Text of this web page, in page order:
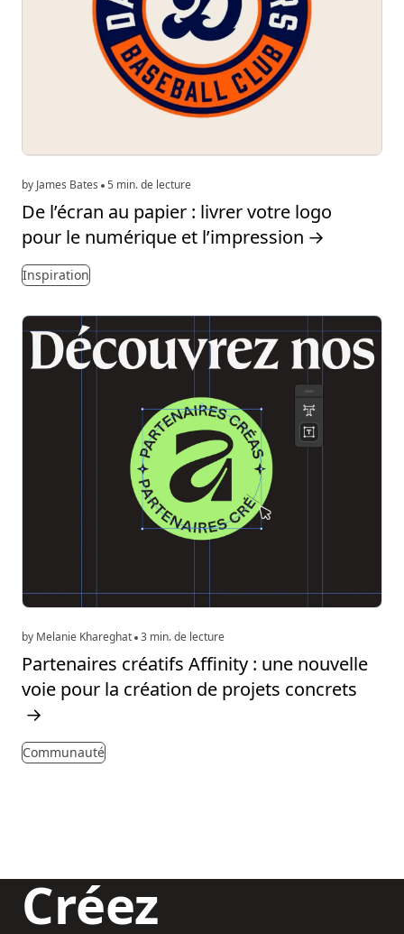
by James Bates 5 min. de lecture
De l’écran au papier : livrer votre logo
pour le numérique et l’impression →
Inspiration
by Melanie Khareghat 3 min. de lecture
Partenaires créatifs Affinity : une nouvelle
voie pour la création de projets concrets
→
Communauté
Créez